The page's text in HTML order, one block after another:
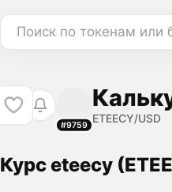
Поиск по токенам или
#9759
ETEECY/USD
Курс eteecy